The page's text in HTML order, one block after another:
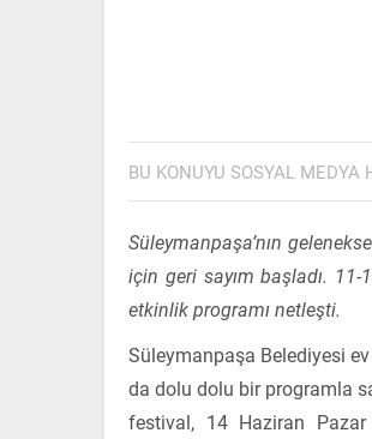
BU KONUYU SOSYAL MEDYA
Süleymanpaşa’nın
için geri sayım başladı.
etkinlik programı netleşti.
Süleymanpaşa Belediyesi
da dolu dolu bir programla
festival, 14 Haziran